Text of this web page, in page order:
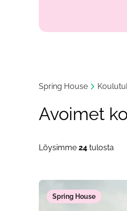
Spring House
Avoimet
Löysimme 24 tulosta
Spring House